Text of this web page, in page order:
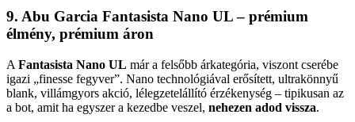
9. Abu Garcia Fantasista Nano UL – prémium
élmény, prémium áron
A Fantasista Nano UL már a felsőbb árkategória, viszont cserébe
igazi „finesse fegyver”. Nano technológiával erősített, ultrakönnyű
blank, villámgyors akció, lélegzetelállító érzékenység – tipikusan az
a bot, amit ha egyszer a kezedbe veszel, nehezen adod vissza.